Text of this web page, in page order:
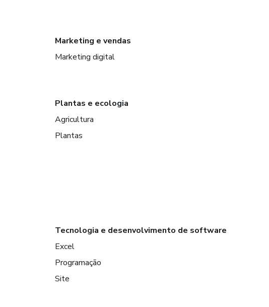
Marketing e vendas
Marketing digital
Plantas e ecologia
Agricultura
Plantas
Tecnologia e desenvolvimento de software
Excel
Programação
Site